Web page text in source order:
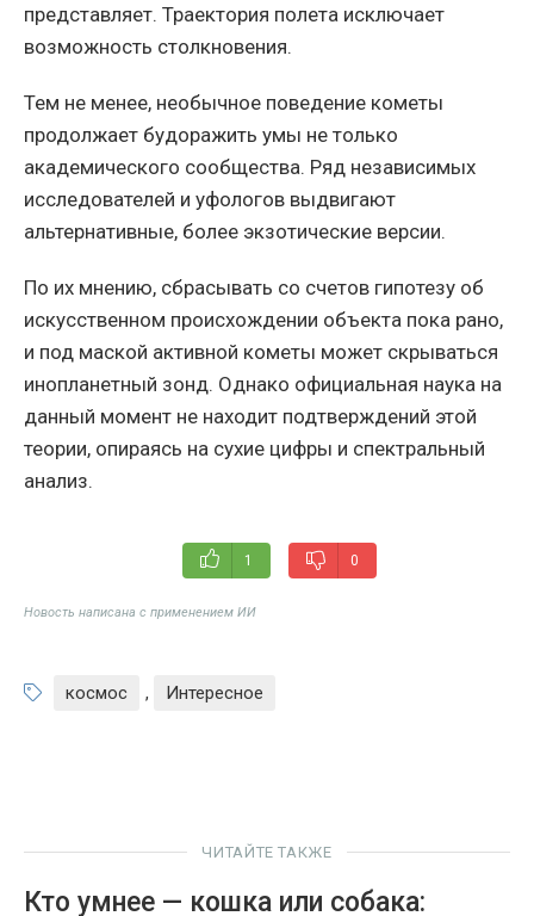
представляет. Траектория полета исключает
возможность столкновения.
Тем не менее, необычное поведение кометы
продолжает будоражить умы не только
академического сообщества. Ряд независимых
исследователей и уфологов выдвигают
альтернативные, более экзотические версии.
По их мнению, сбрасывать со счетов гипотезу об
искусственном происхождении объекта пока рано,
и под маской активной кометы может скрываться
инопланетный зонд. Однако официальная наука на
данный момент не находит подтверждений этой
теории, опираясь на сухие цифры и спектральный
анализ.
1 0
Новость написана с применением ИИ
космос , Интересное
ЧИТАЙТЕ ТАКЖЕ
Кто умнее — кошка или собака: